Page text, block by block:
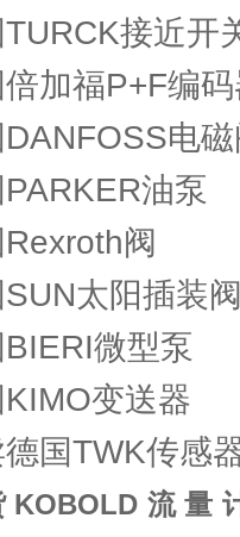
接近开
加福P+F编
电
PARKER油泵
阀
太阳插装
微型泵
变送器
国TWK传感
流量